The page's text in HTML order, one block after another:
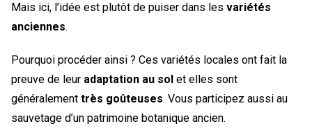
Mais ici, l’idée est plutôt de puiser dans les variétés
anciennes.
Pourquoi procéder ainsi ? Ces variétés locales ont fait la
preuve de leur adaptation au sol et elles sont
généralement très goûteuses. Vous participez aussi au
sauvetage d’un patrimoine botanique ancien.